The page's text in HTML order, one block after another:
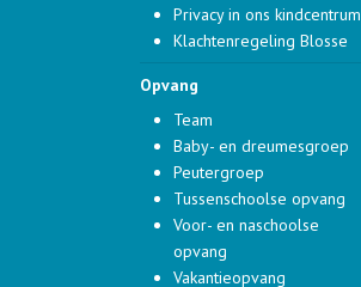
Privacy in ons kindcentrum
Klachtenregeling Blosse
Opvang
Team
Baby- en dreumesgroep
Peutergroep
Tussenschoolse opvang
Voor- en naschoolse
opvang
Vakantieopvang